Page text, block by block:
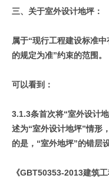
三、关于室外设计地坪：
属于“现行工程建设标准
的规定为准”约束的范围。
可以看到：
3.1.3条首次将“室外设计
述为“室外设计地坪”情形
的是，“室外地坪”的错层
《GBT50353-2013建筑